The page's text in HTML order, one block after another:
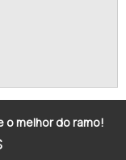
o melhor do ramo!